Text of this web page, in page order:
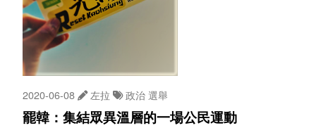
2020-06-08 左拉 政治選舉
罷韓：集結眾異溫層的一場公民運動